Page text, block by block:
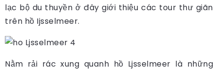
lạc bộ du thuyền ở đây giới thiệu các tour thư giãn
trên hồ Ijsselmeer.
Nằm rải rác xung quanh hồ Ljsselmeer là những